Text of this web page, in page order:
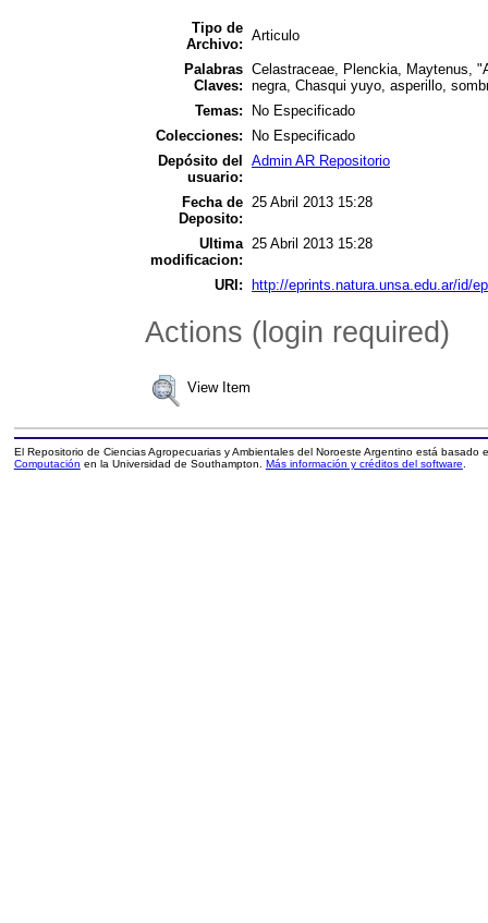
Tipo de
Archivo:
Articulo
Palabras
Claves:
Celastraceae, Plenckia, Maytenus,
negra, Chasqui yuyo, asperillo,
Temas:
No Especificado
Colecciones:
No Especificado
Depósito del
usuario:
Admin AR Repositorio
Fecha de
Deposito:
25 Abril 2013 15:28
Ultima
modificacion:
25 Abril 2013 15:28
URI: http://eprints.natura.unsa.edu.ar/id/
Actions (login required)
View Item
El Repositorio de Ciencias Agropecuarias y Ambientales del Noroeste Argentino está basado
Computación en la Universidad de Southampton. Más información y créditos del software